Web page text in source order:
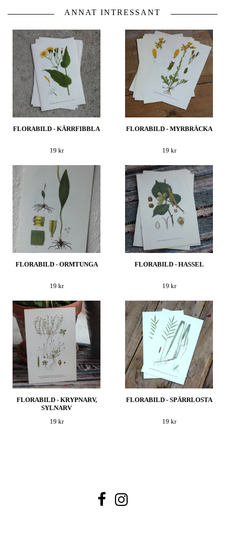
ANNAT INTRESSANT
FLORABILD - KÄRRFIBBLA
19 kr
FLORABILD - MYRBRÄCKA
19 kr
FLORABILD - ORMTUNGA
19 kr
FLORABILD - HASSEL
19 kr
FLORABILD - KRYPNARV,
SYLNARV
19 kr
FLORABILD - SPÄRRLOSTA
19 kr